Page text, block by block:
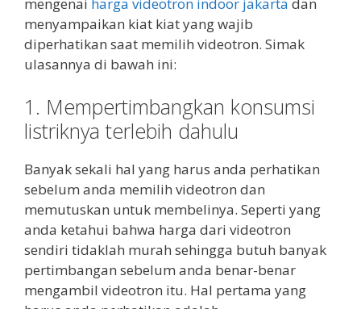
menyampaikan kiat kiat yang wajib
diperhatikan saat memilih videotron. Simak
ulasannya di bawah ini:
1. Mempertimbangkan konsumsi
listriknya terlebih dahulu
Banyak sekali hal yang harus anda perhatikan
sebelum anda memilih videotron dan
memutuskan untuk membelinya. Seperti yang
anda ketahui bahwa harga dari videotron
sendiri tidaklah murah sehingga butuh banyak
pertimbangan sebelum anda benar-benar
mengambil videotron itu. Hal pertama yang